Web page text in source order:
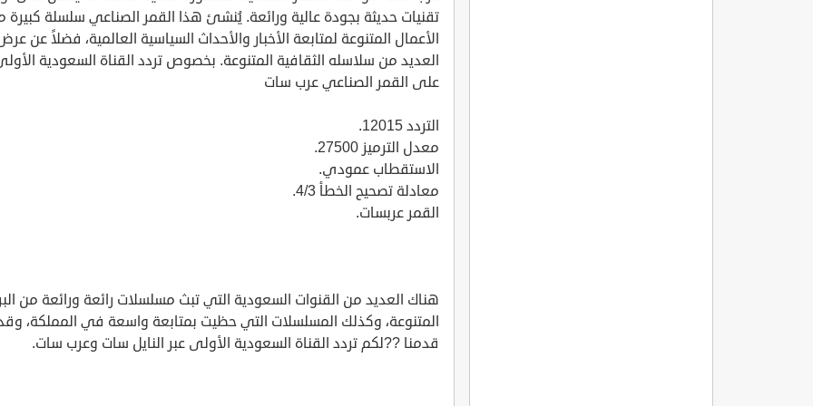
تقنيات حديثة بجودة عالية ورائعة. يُنشئ هذا القمر الصناعي سلسلة كبيرة
الأعمال المتنوعة لمتابعة الأخبار والأحداث السياسية العالمية، فضلاً عن
العديد من سلاسله الثقافية المتنوعة. بخصوص تردد القناة السعودية
على القمر الصناعي عرب سات
التردد 12015.
معدل الترميز 27500.
الاستقطاب عمودي.
معادلة تصحيح الخطأ 4/3.
القمر عربسات.
هناك العديد من القنوات السعودية التي تبث مسلسلات رائعة ورائعة من
المتنوعة، وكذلك المسلسلات التي حظيت بمتابعة واسعة في المملكة،
قدمنا ??لكم تردد القناة السعودية الأولى عبر النايل سات وعرب سات.